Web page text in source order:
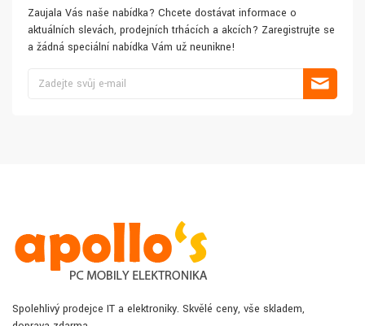
Zaujala Vás naše nabídka? Chcete dostávat informace o
aktuálních slevách, prodejních trhácích a akcích? Zaregistrujte se
a žádná speciální nabídka Vám už neunikne!
Spolehlivý prodejce IT a elektroniky. Skvělé ceny, vše skladem,